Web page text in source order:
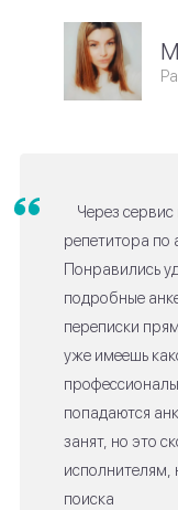
Через
репетитора по
Понравились
подробные
переписки
уже имеешь
попадаются
занят, но это
исполнителям,
поиска